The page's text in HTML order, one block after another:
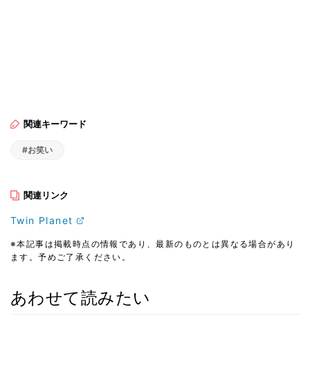
関連キーワード
#お笑い
関連リンク
Twin Planet
※本記事は掲載時点の情報であり、最新のものとは異なる場合があり
ます。予めご了承ください。
あわせて読みたい